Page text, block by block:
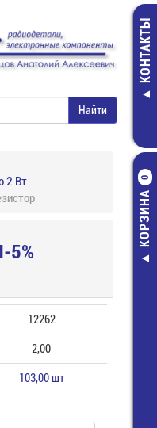
КОНТАКТЫ
КОРЗИНА
0
2 Вт
5%
12262
2,00
103,00 шт